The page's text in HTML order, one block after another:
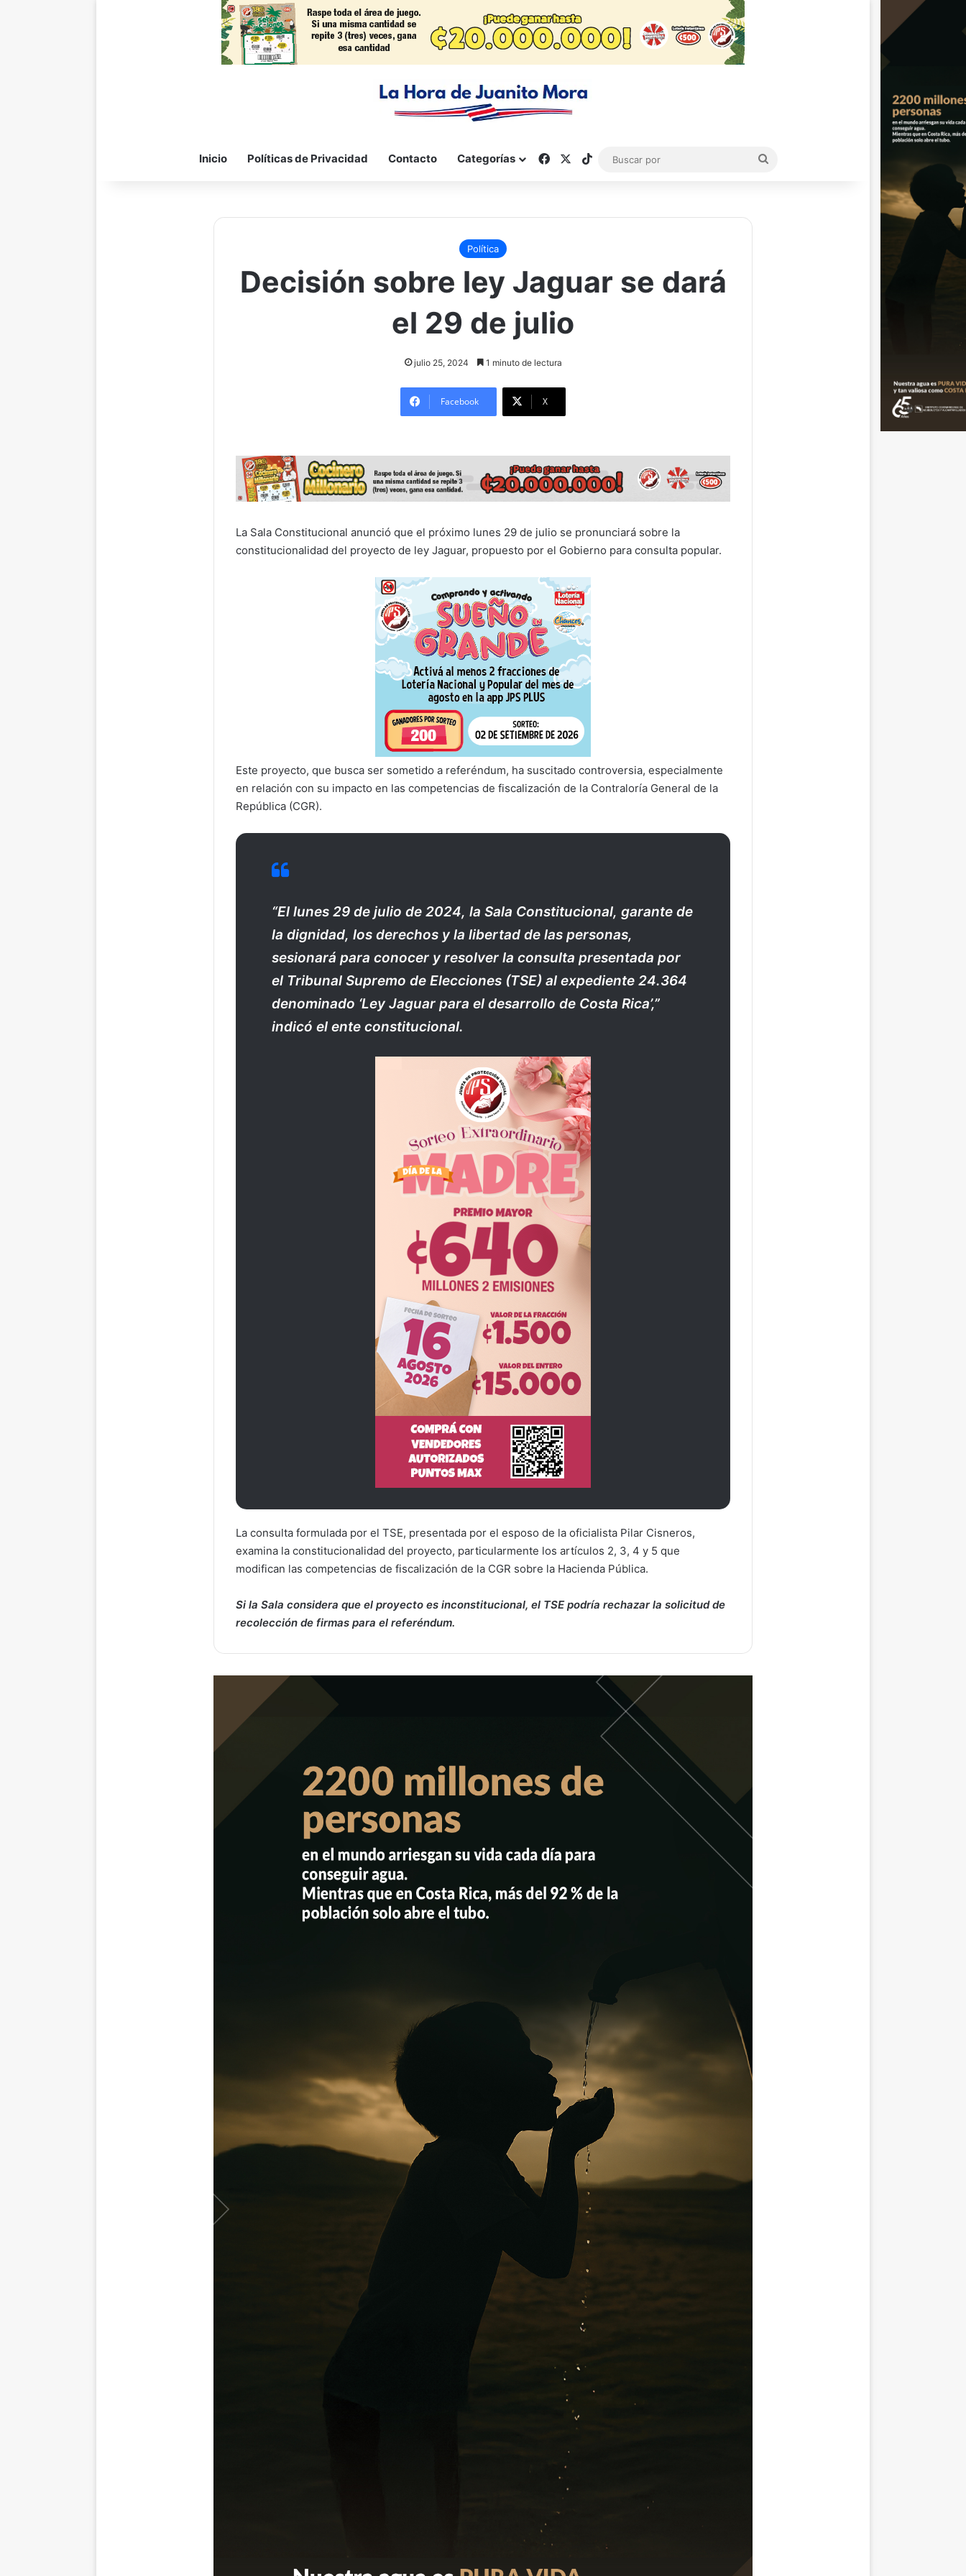
Inicio Políticas de Privacidad Contacto Categorías FacebookTikTok
Política
Decisión sobre ley Jaguar se dará
el 29 de julio
julio 25, 2024 1 minuto de lectura
Facebook X
La Sala Constitucional anunció que el próximo lunes 29 de julio se pronunciará sobre la
constitucionalidad del proyecto de ley Jaguar, propuesto por el Gobierno para consulta popular.
Este proyecto, que busca ser sometido a referéndum, ha suscitado controversia, especialmente
en relación con su impacto en las competencias de fiscalización de la Contraloría General de la
República (CGR).
“El lunes 29 de julio de 2024, la Sala Constitucional, garante de
la dignidad, los derechos y la libertad de las personas,
sesionará para conocer y resolver la consulta presentada por
el Tribunal Supremo de Elecciones (TSE) al expediente 24.364
denominado ‘Ley Jaguar para el desarrollo de Costa Rica’,”
indicó el ente constitucional.
La consulta formulada por el TSE, presentada por el esposo de la oficialista Pilar Cisneros,
examina la constitucionalidad del proyecto, particularmente los artículos 2, 3, 4 y 5 que
modifican las competencias de fiscalización de la CGR sobre la Hacienda Pública.
Si la Sala considera que el proyecto es inconstitucional, el TSE podría rechazar la solicitud de
recolección de firmas para el referéndum.